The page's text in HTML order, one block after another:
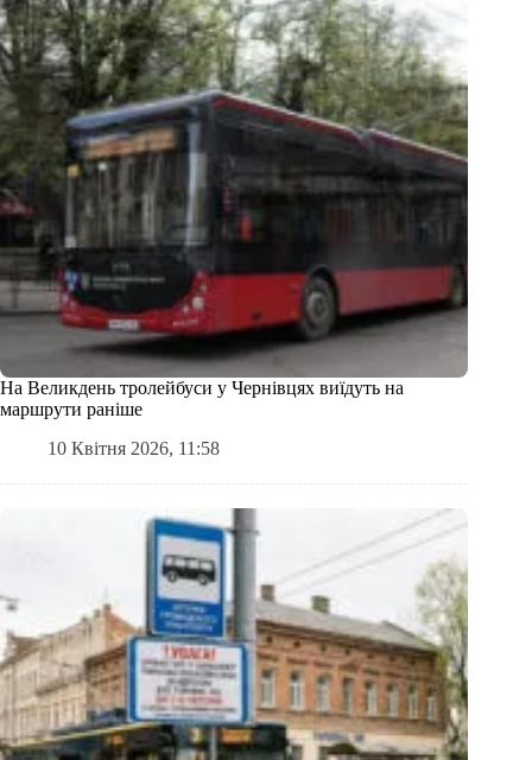
На Великдень тролейбуси у Чернівцях виїдуть на
маршрути раніше
10 Квітня 2026, 11:58